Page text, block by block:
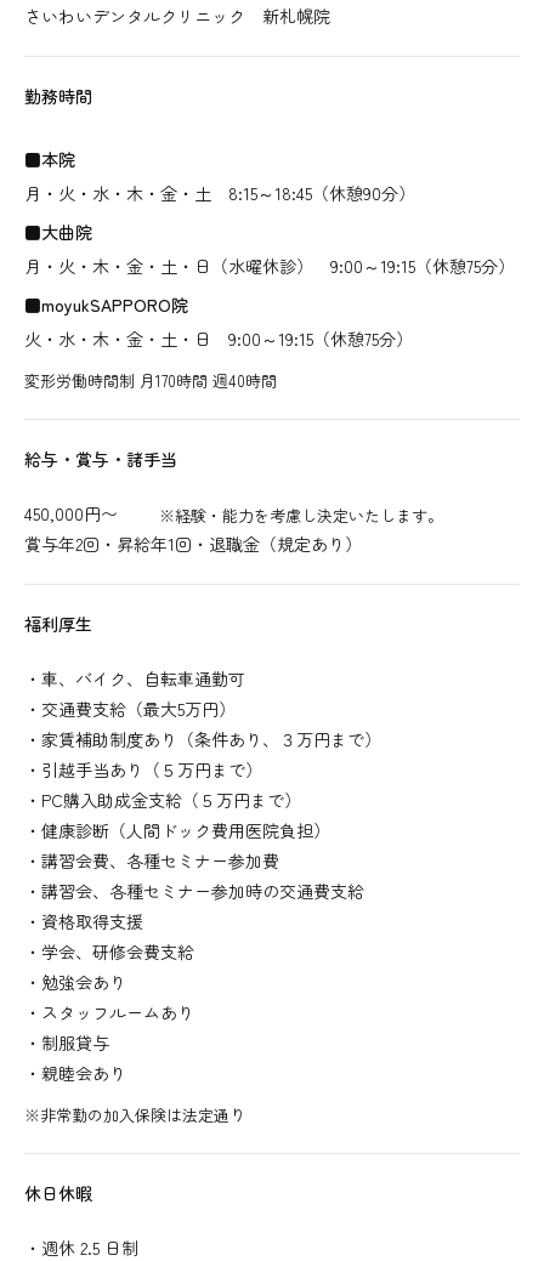
さいわいデンタルクリニック 新札幌院
勤務時間
■本院
月・火・水・木・金・土 8:15～18:45（休憩90分）
■大曲院
月・火・木・金・土・日（水曜休診） 9:00～19:15（休憩75分）
■moyukSAPPORO院
火・水・木・金・土・日 9:00～19:15（休憩75分）
変形労働時間制 月170時間 週40時間
給与・賞与・諸手当
450,000円〜 ※経験・能力を考慮し決定いたします。
賞与年2回・昇給年1回・退職金（規定あり）
福利厚生
・車、バイク、自転車通勤可
・交通費支給（最大5万円）
・家賃補助制度あり（条件あり、３万円まで）
・引越手当あり（５万円まで）
・PC購入助成金支給（５万円まで）
・健康診断（人間ドック費用医院負担）
・講習会費、各種セミナー参加費
・講習会、各種セミナー参加時の交通費支給
・資格取得支援
・学会、研修会費支給
・勉強会あり
・スタッフルームあり
・制服貸与
・親睦会あり
※非常勤の加入保険は法定通り
休日休暇
・週休 2.5 日制